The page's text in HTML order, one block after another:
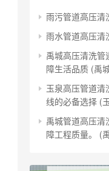
雨污管道高压清
雨水管道高压清
禹城高压清洗
障生活品质 (禹
玉泉高压管道
线的必备选择 (
禹城管道高压
障工程质量。 (